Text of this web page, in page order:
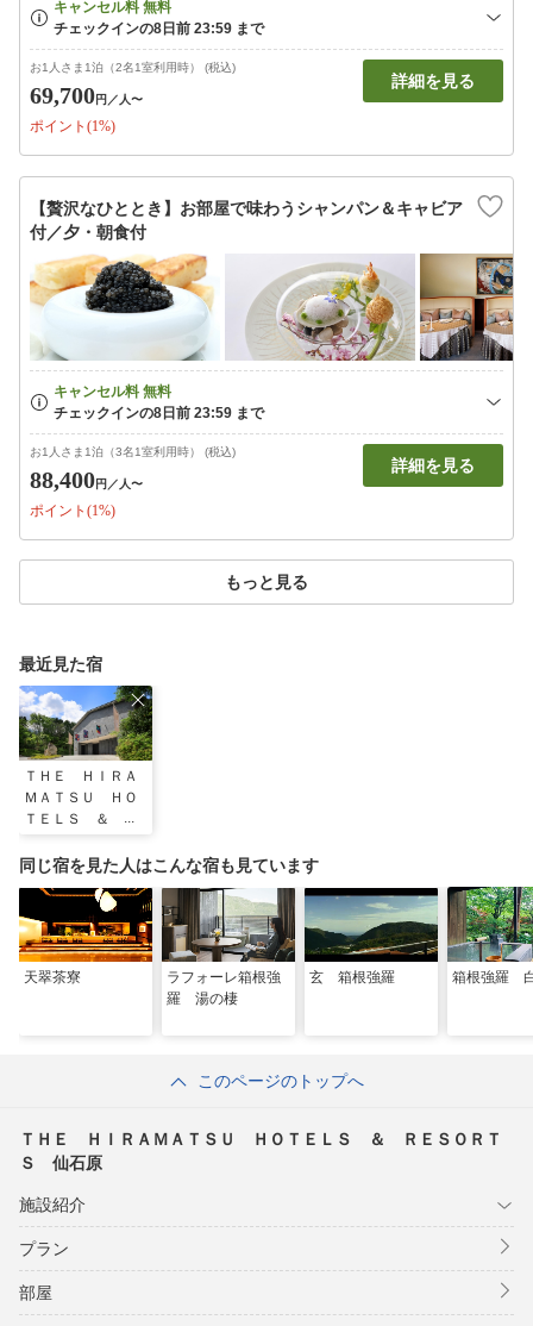
お1人さま1泊（2名1室利用時） (税込)
69,700円 ／人〜
ポイント(1%)
詳細を見る
【贅沢なひととき】お部屋で味わうシャンパン＆キャビア
付／夕・朝食付
お1人さま1泊（3名1室利用時） (税込)
88,400円 ／人〜
ポイント(1%)
詳細を見る
もっと見る
最近見た宿
ＴＨＥ ＨＩＲＡ
ＭＡＴＳＵ ＨＯ
ＴＥＬＳ ＆ Ｒ
石原
同じ宿を見た人はこんな宿も見ています
天翠茶寮
ラフォーレ箱根強
羅 湯の棲
玄 箱根強羅 箱根強羅
このページのトップへ
ＴＨＥ ＨＩＲＡＭＡＴＳＵ ＨＯＴＥＬＳ ＆ ＲＥＳＯＲＴ
Ｓ 仙石原
施設紹介
プラン
部屋